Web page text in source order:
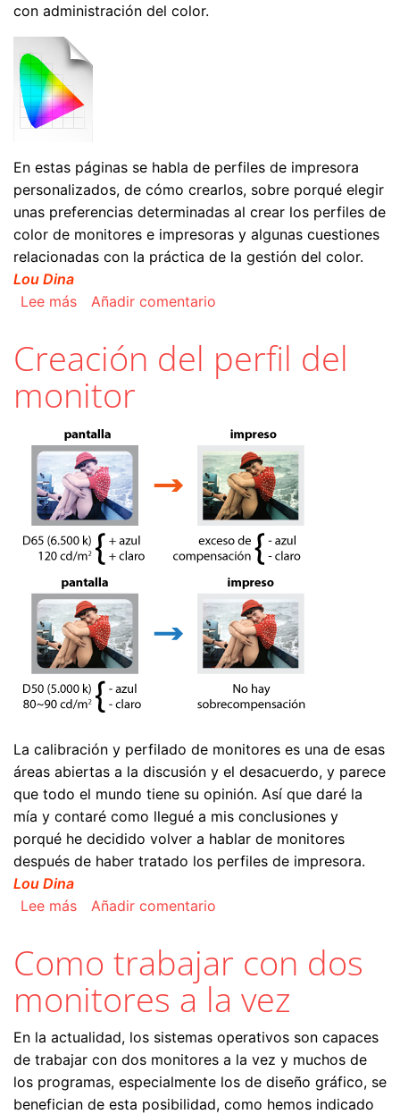
con administración del color.
En estas páginas se habla de perfiles de impresora
personalizados, de cómo crearlos, sobre porqué elegir
unas preferencias determinadas al crear los perfiles de
color de monitores e impresoras y algunas cuestiones
relacionadas con la práctica de la gestión del color.
Lou Dina
Lee mássobre Creación y uso de perfiles de monitores
Añadir comentario
Creación del perfil del
monitor
La calibración y perfilado de monitores es una de esas
áreas abiertas a la discusión y el desacuerdo, y parece
que todo el mundo tiene su opinión. Así que daré la
mía y contaré como llegué a mis conclusiones y
porqué he decidido volver a hablar de monitores
después de haber tratado los perfiles de impresora.
Lou Dina
Lee mássobre Creación del perfil del monitor
Añadir comentario
Como trabajar con dos
monitores a la vez
En la actualidad, los sistemas operativos son capaces
de trabajar con dos monitores a la vez y muchos de
los programas, especialmente los de diseño gráfico, se
benefician de esta posibilidad, como hemos indicado